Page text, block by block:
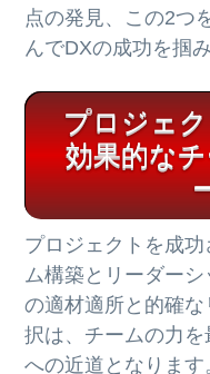
点の発見、この2つ
んでDXの成功を掴
プロジェ
効果的な
プロジェクトを成
ム構築とリーダー
の適材適所と的確
択は、チームの力
への近道となります